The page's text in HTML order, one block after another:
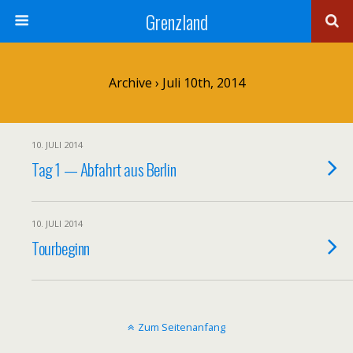
Grenzland
Archive › Juli 10th, 2014
10. JULI 2014
Tag 1 — Abfahrt aus Berlin
10. JULI 2014
Tourbeginn
Zum Seitenanfang